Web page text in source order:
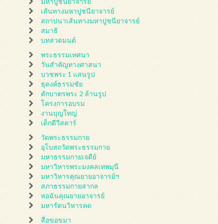
เส้นทางมหาปูชนียาจารย์
สถาปนาเส้นทางมหาปูชนียาจารย์
สมาธิ
บทสวดมนต์
พระธรรมเทศนา
วันสำคัญทางศาสนา
บวชพระ 1 แสนรูป
ธุดงค์ธรรมชัย
ตักบาตรพระ 2 ล้านรูป
โครงการอบรม
งานบุญใหญ่
เด็กดีวีสตาร์
วัดพระธรรมกาย
อุโบสถวัดพระธรรมกาย
มหาธรรมกายเจดีย์
มหาวิหารพระมงคลเทพมุนี
มหาวิหารคุณยายอาจารย์ฯ
สภาธรรมกายสากล
หอฉันคุณยายอาจารย์
มหารัตนวิหารคด
สื่อขอขมา